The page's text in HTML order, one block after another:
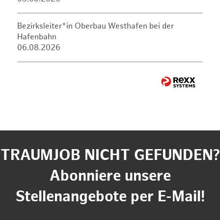
Bezirksleiter*in Oberbau Westhafen bei der
Hafenbahn
06.08.2026
TRAUMJOB NICHT GEFUNDEN?
Abonniere unsere
Stellenangebote per E-Mail!